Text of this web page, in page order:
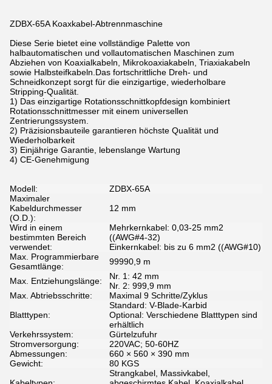
ZDBX-65A Koaxkabel-Abtrennmaschine
Diese Serie bietet eine vollständige Palette von
halbautomatischen und vollautomatischen Maschinen zum
Abziehen von Koaxialkabeln, Mikrokoaxiakabeln, Triaxiakabeln
sowie Halbsteifkabeln.Das fortschrittliche Dreh- und
Schneidkonzept sorgt für die einzigartige, wiederholbare
Stripping-Qualität.
1) Das einzigartige Rotationsschnittkopfdesign kombiniert
Rotationsschnittmesser mit einem universellen
Zentrierungssystem.
2) Präzisionsbauteile garantieren höchste Qualität und
Wiederholbarkeit
3) Einjährige Garantie, lebenslange Wartung
4) CE-Genehmigung
Modell:
ZDBX-65A
Maximaler
Kabeldurchmesser
(O.D.):
12 mm
Wird in einem
bestimmten Bereich
verwendet:
Mehrkernkabel: 0,03-25 mm2
((AWG#4-32)
Einkernkabel: bis zu 6 mm2 ((AWG#10)
Max. Programmierbare
Gesamtlänge:
99990,9 m
Max. Entziehungslänge:
Nr. 1: 42 mm
Nr. 2: 999,9 mm
Max. Abtriebsschritte:
Maximal 9 Schritte/Zyklus
Blatttypen:
Standard: V-Blade-Karbid
Optional: Verschiedene Blatttypen sind
erhältlich
Verkehrssystem:
Gürtelzufuhr
Stromversorgung:
220VAC; 50-60HZ
Abmessungen:
660 × 560 × 390 mm
Gewicht:
80 KGS
Strangkabel, Massivkabel,